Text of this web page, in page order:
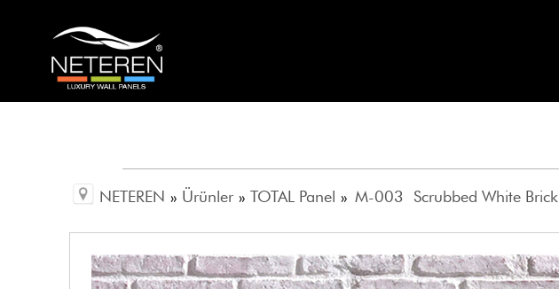
NETEREN » Ürünler » TOTAL Panel » M-003 Scrubbed White Brick